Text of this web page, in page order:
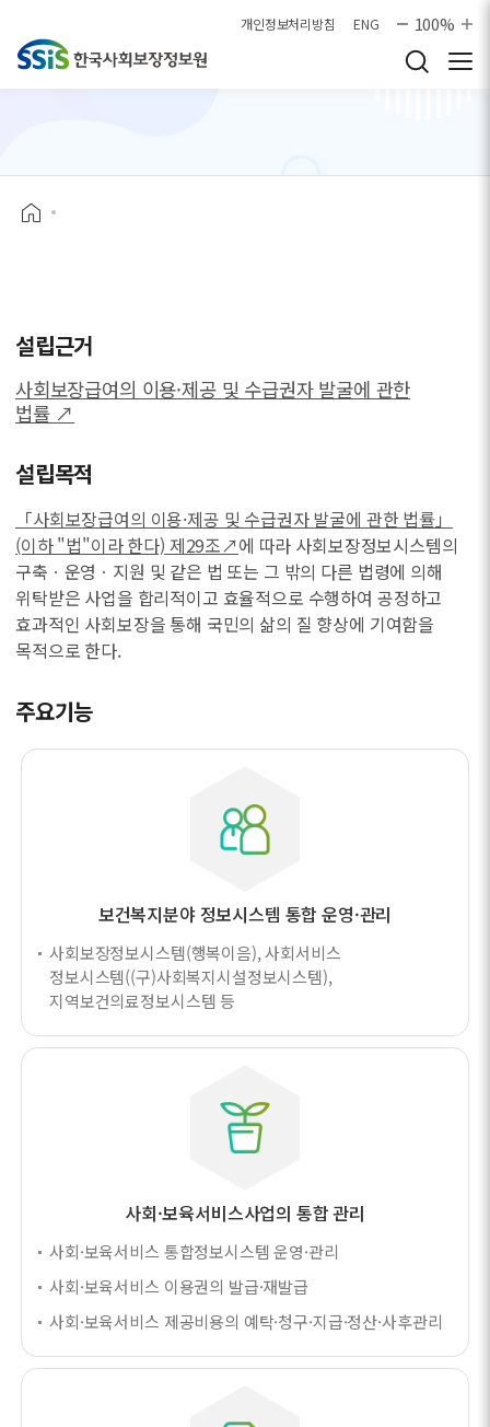
개인정보처리방침 ENG 100%
설립근거
사회보장급여의 이용·제공 및 수급권자 발굴에 관한
법률 ↗
설립목적
「사회보장급여의 이용·제공 및 수급권자 발굴에 관한 법률」
(이하 "법"이라 한다) 제29조↗에 따라 사회보장정보시스템의
구축ㆍ운영ㆍ지원 및 같은 법 또는 그 밖의 다른 법령에 의해
위탁받은 사업을 합리적이고 효율적으로 수행하여 공정하고
효과적인 사회보장을 통해 국민의 삶의 질 향상에 기여함을
목적으로 한다.
주요기능
보건복지분야 정보시스템 통합 운영·관리
사회보장정보시스템(행복이음), 사회서비스
정보시스템((구)사회복지시설정보시스템),
지역보건의료정보시스템 등
사회·보육서비스사업의 통합 관리
사회·보육서비스 통합정보시스템 운영·관리
사회·보육서비스 이용권의 발급·재발급
사회·보육서비스 제공비용의 예탁·청구·지급·정산·사후관리